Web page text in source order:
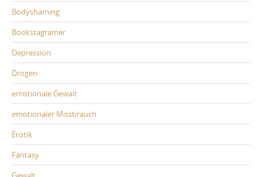
Bodyshaming
Bookstagramer
Depression
Drogen
emotionale Gewalt
emotionaler Missbrauch
Erotik
Fantasy